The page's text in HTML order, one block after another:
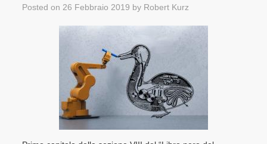
Posted on 26 Febbraio 2019 by Robert Kurz